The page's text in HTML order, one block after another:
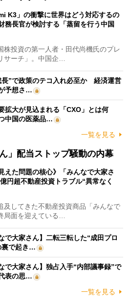
K3」の衝撃に世界はどう対応するの
長官が検討する「蒸留を行う中国
投資の第一人者・田代尚機氏のプレ
サーチ」。中国企…
長”で政策のテコ入れ必至か 経済運営
予想さ…
拡大が見込まれる「CXO」とは何
中国の医薬品…
一覧を見る
」配当ストップ騒動の内幕
えた問題の核心》「みんなで大家さ
円超不動産投資トラブル“異常なく
してきた不動産投資商品「みんなで
局面を迎えている…
で大家さん】二転三転した“成田プロ
裏で起き…
で大家さん】独占入手“内部議事録”で
表の思…
一覧を見る